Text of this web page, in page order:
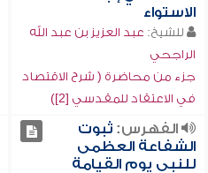
الاستواء
للشيخ: عبد العزيز بن عبد الله
الراجحي
جزء من محاضرة ( شرح الاقتصاد
في الاعتقاد للمقدسي [2])
الفهرس:ثبوت
الشفاعة العظمى
للنبي يوم القيامة